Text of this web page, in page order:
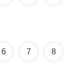
6 7 8